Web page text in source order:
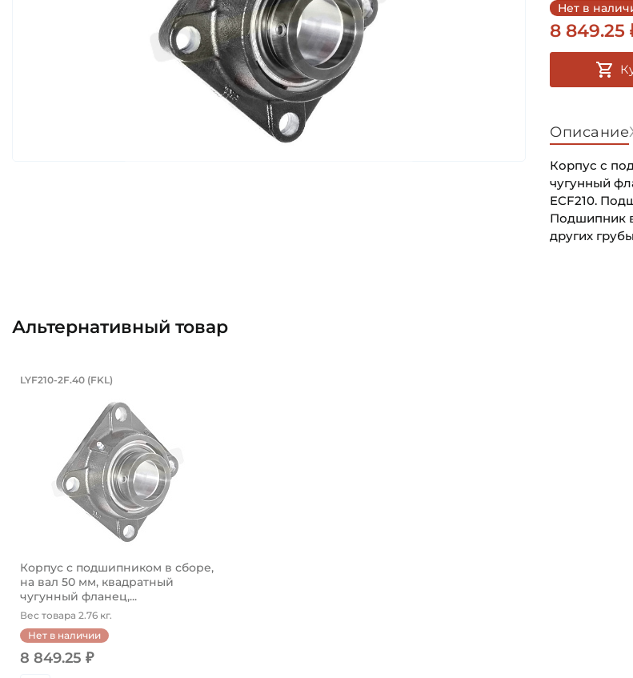
Нет в
8 849.25
Описание
Корпус с
чугунный
ECF210.
Подшипник
других
Альтернативный товар
Корпус с подшипником в сборе, на вал 50 мм, квадратный
LYF210-2F.40 (FKL)
Корпус с подшипником в сборе,
на вал 50 мм, квадратный
чугунный фланец,...
Вес товара 2.76 кг.
Нет в наличии
8 849.25 ₽